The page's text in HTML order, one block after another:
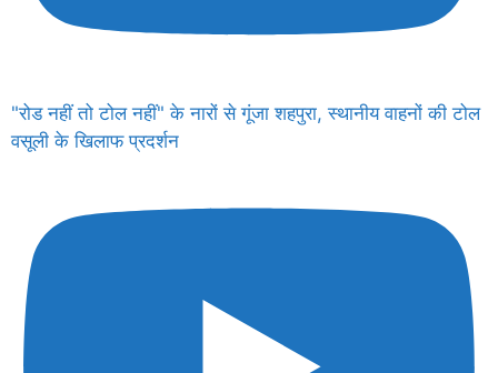
"रोड नहीं तो टोल नहीं" के नारों से गूंजा शहपुरा, स्थानीय वाहनों की टोल
वसूली के खिलाफ प्रदर्शन